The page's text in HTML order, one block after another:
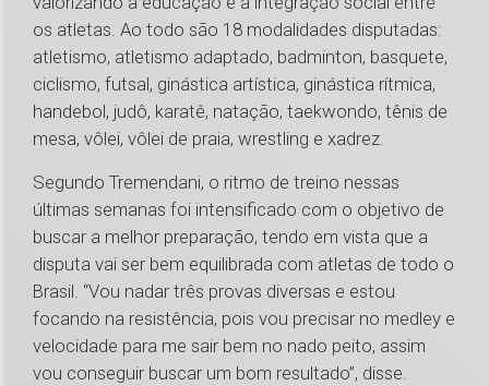
os atletas. Ao todo são 18 modalidades disputadas:
atletismo, atletismo adaptado, badminton, basquete,
ciclismo, futsal, ginástica artística, ginástica rítmica,
handebol, judô, karatê, natação, taekwondo, tênis de
mesa, vôlei, vôlei de praia, wrestling e xadrez.
Segundo Tremendani, o ritmo de treino nessas
últimas semanas foi intensificado com o objetivo de
buscar a melhor preparação, tendo em vista que a
disputa vai ser bem equilibrada com atletas de todo o
Brasil. “Vou nadar três provas diversas e estou
focando na resistência, pois vou precisar no medley e
velocidade para me sair bem no nado peito, assim
vou conseguir buscar um bom resultado”, disse.